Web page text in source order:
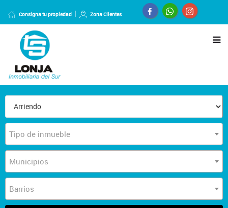
Consigna tu propiedad Zona Clientes
Tipo de inmueble
Municipios
Barrios